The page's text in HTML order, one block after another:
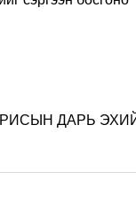
ДАРЬ